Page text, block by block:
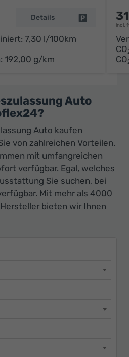
Details Fahrzeug
7,30 l/100km
192,00 g/km
incl.
CO
CO
Auto
Auto kaufen
von zahlreichen Vorteilen.
mit umfangreichen
verfügbar. Egal, welches
Sie suchen, bei
Mit mehr als 4000
bieten wir Ihnen